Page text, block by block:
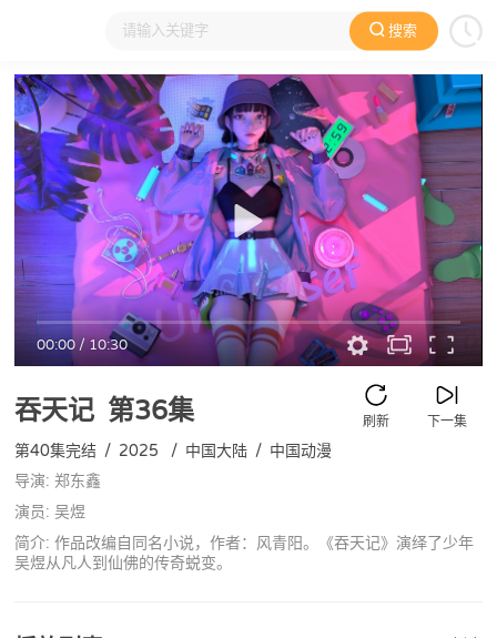
搜索
大家在看 日本动漫 国产动漫 欧美动漫 动漫电影
00:00/10:30
吞天记 第36集 下一集
刷新
第40集完结 / 2025 / 中国大陆 / 中国动漫
导演: 郑东鑫
演员: 吴煜
简介: 作品改编自同名小说，作者：风青阳。《吞天记》演绎了少年
吴煜从凡人到仙佛的传奇蜕变。